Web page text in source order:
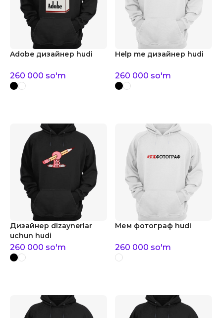
Adobe дизайнер hudi
260 000 so'm
Help me дизайнер hudi
260 000 so'm
Дизайнер dizaynerlar
uchun hudi
260 000 so'm
Мем фотограф hudi
260 000 so'm